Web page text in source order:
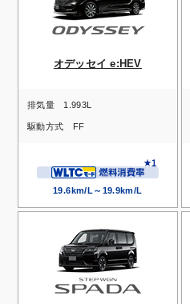
オデッセイ e:HEV
排気量 1.993L
駆動方式 FF
19.6km/L～19.9km/L